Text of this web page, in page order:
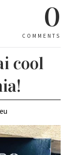
0
COMMENTS
cool